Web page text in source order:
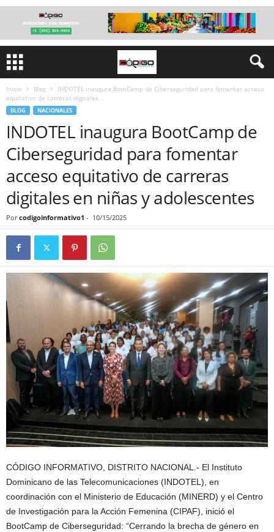
Inicio Blog
INDOTEL inaugura BootCamp de Ciberseguridad para fomentar acceso
equitativo de carreras digitales...
BLOG NACIONALES
INDOTEL inaugura BootCamp de
Ciberseguridad para fomentar
acceso equitativo de carreras
digitales en niñas y adolescentes
Por codigoinformativo1 - 10/15/2025
CÓDIGO INFORMATIVO, DISTRITO NACIONAL.- El Instituto
Dominicano de las Telecomunicaciones (INDOTEL), en
coordinación con el Ministerio de Educación (MINERD) y el Centro
de Investigación para la Acción Femenina (CIPAF), inició el
BootCamp de Ciberseguridad: “Cerrando la brecha de género en